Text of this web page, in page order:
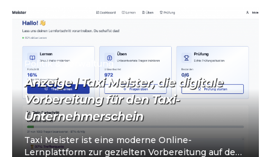
Politik & Verwaltung
Anzeige | Taxi Meister, die digitale
Vorbereitung für den Taxi-
Unternehmerschein
Taxi Meister ist eine moderne Online-
Lernplattform zur gezielten Vorbereitung auf den